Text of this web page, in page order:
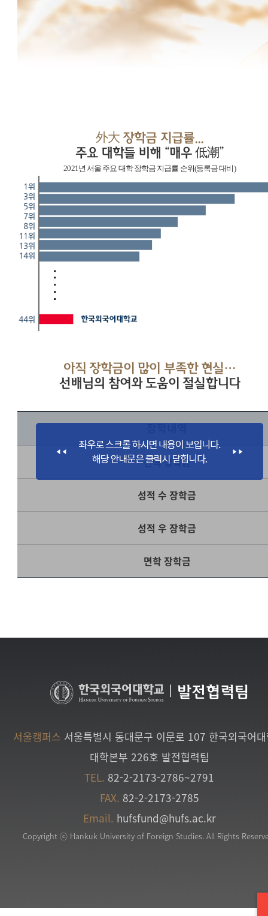
外大 장학금 지급률...
주요 대학들 비해 “매우 低潮”
2021년 서울 주요 대학 장학금 지급률 순위(등록금 대비)
아직 장학금이 많이 부족한 현실…
선배님의 참여와 도움이 절실합니다
장학내역
전액 장학금
성적 수 장학금
성적 우 장학금
면학 장학금
발전협력팀
서울캠퍼스 서울특별시 동대문구 이문로 107 한국외국어
대학본부 226호 발전협력팀
TEL. 82-2-2173-2786~2791
FAX. 82-2-2173-2785
Email. hufsfund@hufs.ac.kr
Copyright ⓒ Hankuk University of Foreign Studies. All Rights